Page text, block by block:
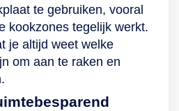
te gebruiken, vooral
kookzones tegelijk werkt.
je altijd weet welke
om aan te raken en